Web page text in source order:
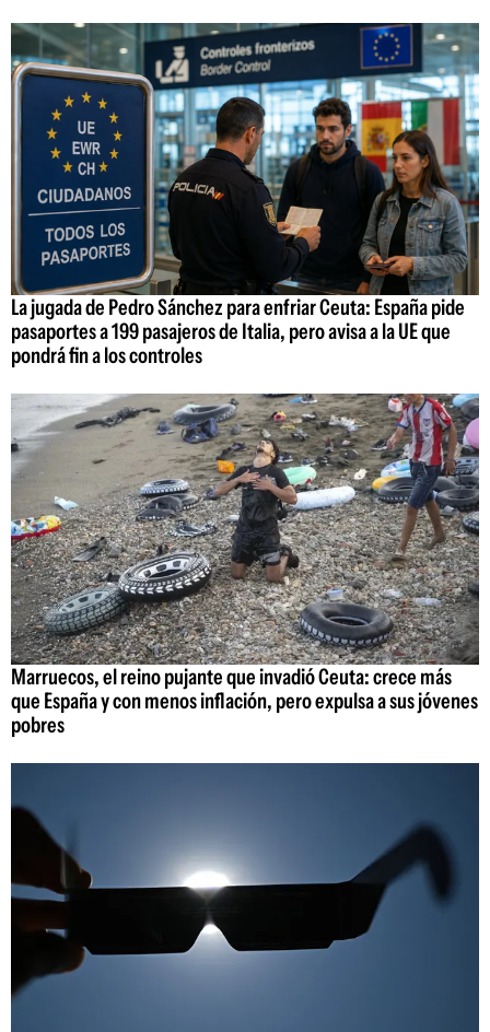
La jugada de Pedro Sánchez para enfriar Ceuta: España pide
pasaportes a 199 pasajeros de Italia, pero avisa a la UE que
pondrá fin a los controles
Marruecos, el reino pujante que invadió Ceuta: crece más
que España y con menos inflación, pero expulsa a sus jóvenes
pobres